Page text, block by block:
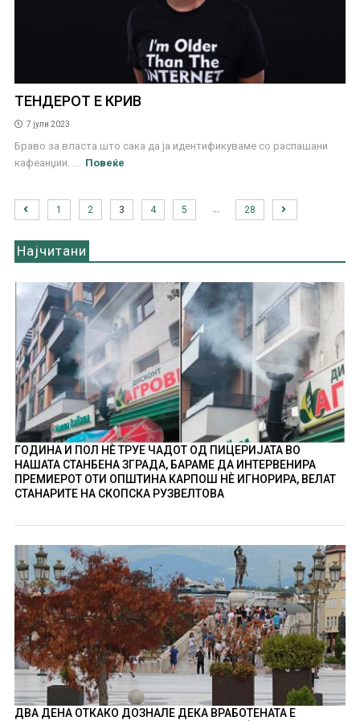
ТЕНДЕРОТ Е КРИВ
7 јули 2023
Браво за власта што сака да ја идентификуваме со распашани
кафеанџии. ...
Повеќе
1 2 3 4 5 28
Најчитани
ГОДИНА И ПОЛ НÈ ТРУЕ ЧАДОТ ОД ПИЦЕРИЈАТА ВО
НАШАТА СТАНБЕНА ЗГРАДА, БАРАМЕ ДА ИНТЕРВЕНИРА
ПРЕМИЕРОТ ОТИ ОПШТИНА КАРПОШ НÈ ИГНОРИРА, ВЕЛАТ
СТАНАРИТЕ НА СКОПСКА РУЗВЕЛТОВА
ДВА ДЕНА ОТКАКО ДОЗНАЛЕ ДЕКА ВРАБОТЕНАТА Е